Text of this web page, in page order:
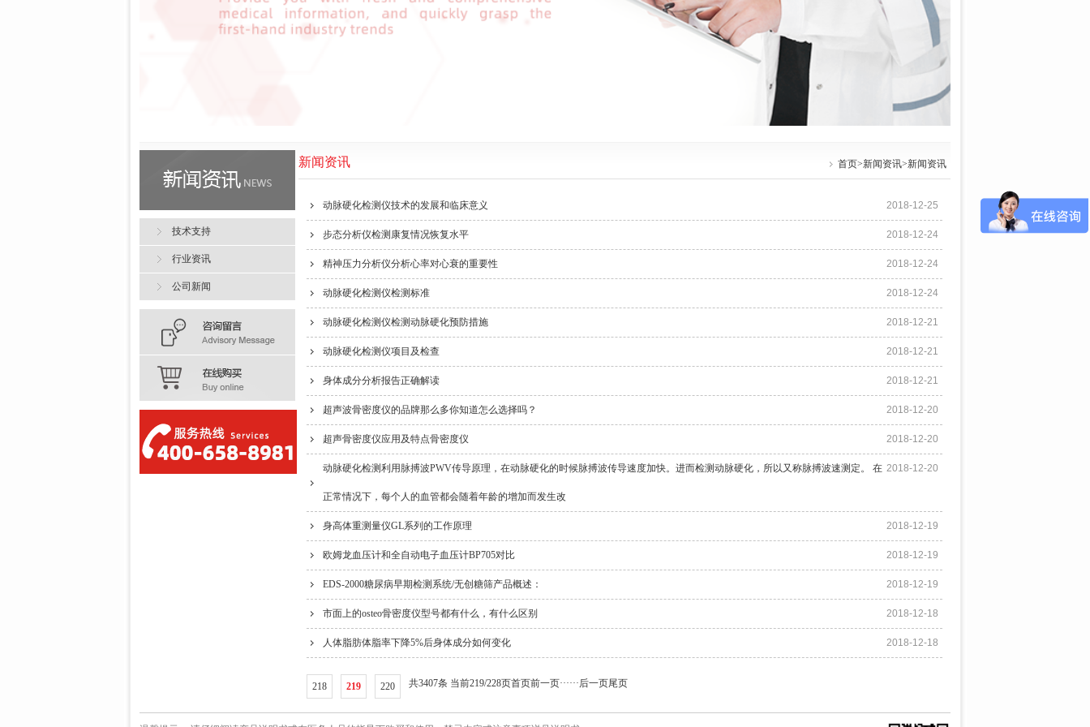
新闻资讯 首页>新闻资讯>新闻资讯
2018-12-25
动脉硬化检测仪技术的发展和临床意义
2018-12-24
步态分析仪检测康复情况恢复水平
2018-12-24
精神压力分析仪分析心率对心衰的重要性
2018-12-24
动脉硬化检测仪检测标准
2018-12-21
动脉硬化检测仪检测动脉硬化预防措施
2018-12-21
动脉硬化检测仪项目及检查
2018-12-21
身体成分分析报告正确解读
2018-12-20
超声波骨密度仪的品牌那么多你知道怎么选择吗？
2018-12-20
超声骨密度仪应用及特点骨密度仪
2018-12-20
动脉硬化检测利用脉搏波PWV传导原理，在动脉硬化的时候脉搏波传导速度加快。进而检测动脉硬化，所以又称脉搏波速测定。 在
正常情况下，每个人的血管都会随着年龄的增加而发生改
2018-12-19
身高体重测量仪GL系列的工作原理
2018-12-19
欧姆龙血压计和全自动电子血压计BP705对比
2018-12-19
EDS-2000糖尿病早期检测系统/无创糖筛产品概述：
2018-12-18
市面上的osteo骨密度仪型号都有什么，有什么区别
2018-12-18
人体脂肪体脂率下降5%后身体成分如何变化
共3407条 当前219/228页首页前一页···
218 219 220 ··· 后一页尾页
技术支持
行业资讯
公司新闻